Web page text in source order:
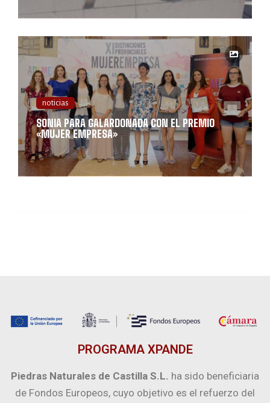
noticias
SONIA PARA GALARDONADA CON EL PREMIO
«MUJER EMPRESA»
PROGRAMA XPANDE
Piedras Naturales de Castilla S.L. ha sido beneficiaria
de Fondos Europeos, cuyo objetivo es el refuerzo del